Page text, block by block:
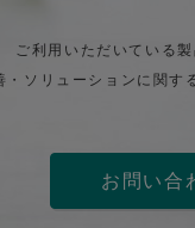
ご利用いただいている
・ソリューションに関す
お問い合